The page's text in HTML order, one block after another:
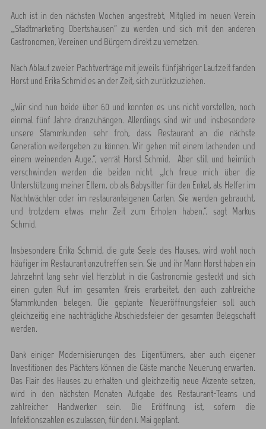
Auch ist in den nächsten Wochen angestrebt, Mitglied im neuen Verein
„Stadtmarketing Obertshausen“ zu werden und sich mit den anderen
Gastronomen, Vereinen und Bürgern direkt zu vernetzen.
Nach Ablauf zweier Pachtverträge mit jeweils fünfjähriger Laufzeit fanden
Horst und Erika Schmid es an der Zeit, sich zurückzuziehen.
„Wir sind nun beide über 60 und konnten es uns nicht vorstellen, noch
einmal fünf Jahre dranzuhängen. Allerdings sind wir und insbesondere
unsere Stammkunden sehr froh, dass Restaurant an die nächste
Generation weitergeben zu können. Wir gehen mit einem lachenden und
einem weinenden Auge.“, verrät Horst Schmid. Aber still und heimlich
verschwinden werden die beiden nicht. „Ich freue mich über die
Unterstützung meiner Eltern, ob als Babysitter für den Enkel, als Helfer im
Nachtwächter oder im restauranteigenen Garten. Sie werden gebraucht,
und trotzdem etwas mehr Zeit zum Erholen haben.“, sagt Markus
Schmid.
Insbesondere Erika Schmid, die gute Seele des Hauses, wird wohl noch
häufiger im Restaurant anzutreffen sein. Sie und ihr Mann Horst haben ein
Jahrzehnt lang sehr viel Herzblut in die Gastronomie gesteckt und sich
einen guten Ruf im gesamten Kreis erarbeitet, den auch zahlreiche
Stammkunden belegen. Die geplante Neueröffnungsfeier soll auch
gleichzeitig eine nachträgliche Abschiedsfeier der gesamten Belegschaft
werden.
Dank einiger Modernisierungen des Eigentümers, aber auch eigener
Investitionen des Pächters können die Gäste manche Neuerung erwarten.
Das Flair des Hauses zu erhalten und gleichzeitig neue Akzente setzen,
wird in den nächsten Monaten Aufgabe des Restaurant-Teams und
zahlreicher Handwerker sein. Die Eröffnung ist, sofern die
Infektionszahlen es zulassen, für den 1. Mai geplant.